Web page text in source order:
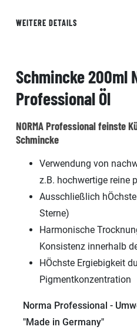
WEITERE DETAILS
Schmincke 200ml
Professional Öl
NORMA Professional feinste
Schmincke
Verwendung von
z.B. hochwertige reine
Ausschließlich
Sterne)
Harmonische
Konsistenz innerhalb
HÖchste Ergiebigkeit
Pigmentkonzentration
Norma Professional -
"Made in Germany"